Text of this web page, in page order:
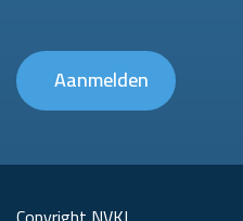
Aanmelden